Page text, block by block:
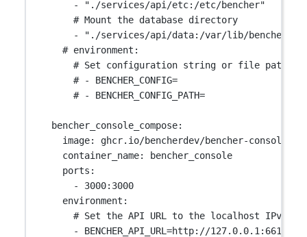
-
"./services/api/etc:/etc/bencher"
# Mount the database directory
-
"./services/api/data:/var/lib/bencher/
# environment:
# Set configuration string or file path
# - BENCHER_CONFIG=
# - BENCHER_CONFIG_PATH=
bencher_console_compose:
image: ghcr.io/bencherdev/bencher-
container_name:
bencher_console
ports :
- 3000:3000
environment :
# Set the API URL to the localhost IPv4
- BENCHER_API_URL=http://127.0.0.1:6610